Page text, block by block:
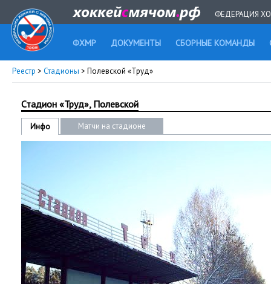
ФЕДЕРАЦИЯ
ФХМР ДОКУМЕНТЫ СБОРНЫЕ КОМАНДЫ
Реестр > Стадионы > Полевской «Труд»
Стадион «Труд», Полевской
Инфо Матчи на стадионе